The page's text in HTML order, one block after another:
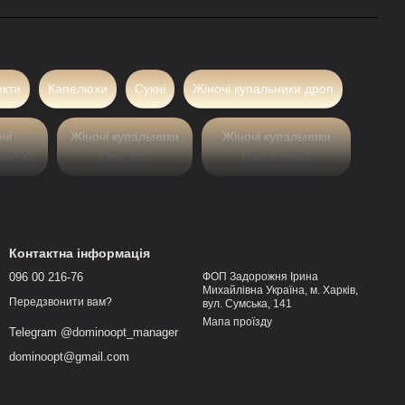
Капелюхи Сукні Жіночі купальники дроп
XL
Жіночі купальники
One size
Жіночі купальники
Мікс в пачці
бізнесів, які хочуть продавати без власного
привертають роздільні купальники дропшипінг,
у презентації для кінцевого покупця. Саме
ризиків.
купальників стає логічним рішенням. Бізнес
Контактна інформація
096 00 216-76
Передзвонити вам?
Telegram @dominoopt_manager
dominoopt@gmail.com
ФОП Задорожня Ірина
Михайлівна Україна, м. Харків,
вул. Сумська, 141
Мапа проїзду